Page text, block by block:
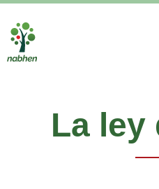
La ley